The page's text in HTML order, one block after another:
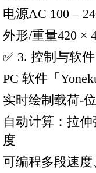
电源AC 100 –
外形/重量420 ×
✅ 3. 控制与软件
PC 软件「
实时绘制载荷-
自动计算：拉
度
可编程多段速